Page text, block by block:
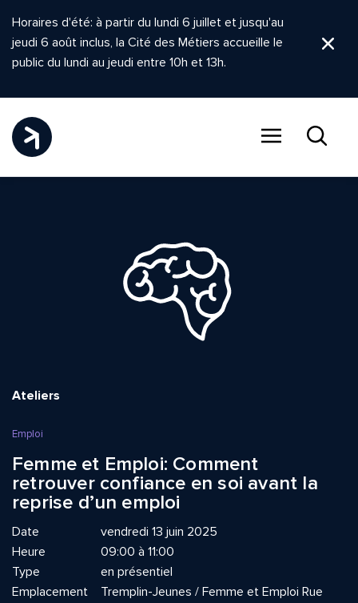
Horaires d'été: à partir du lundi 6 juillet et jusqu'au
jeudi 6 août inclus, la Cité des Métiers accueille le
public du lundi au jeudi entre 10h et 13h.
Ateliers
Emploi
Femme et Emploi: Comment
retrouver confiance en soi avant la
reprise d’un emploi
Date
vendredi 13 juin 2025
Heure
09:00 à 11:00
Type
en présentiel
Emplacement
Tremplin-Jeunes / Femme et Emploi Rue